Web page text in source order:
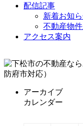
配信記事
新着お知
不動産物
アクセス案内
アーカイブ
カレンダー